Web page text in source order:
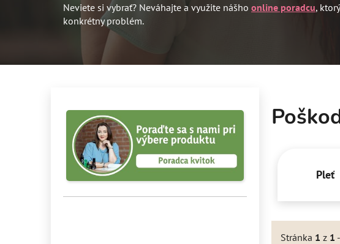
Neviete si vybrať? Neváhajte a využite nášho online poradcu,
konkrétny problém.
B
ý
p
Pleť
Stránka 1 z 1 -